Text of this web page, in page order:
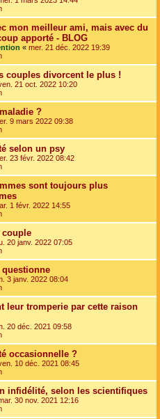
mon meilleur ami, mais avec du
apporté - BLOG
« mer. 21 déc. 2022 19:39
couples divorcent le plus !
21 oct. 2022 10:20
?
9 mars 2022 09:38
selon un psy
23 févr. 2022 08:42
sont toujours plus
1 févr. 2022 14:55
couple
20 janv. 2022 07:05
3 janv. 2022 08:04
leur tromperie par cette raison
20 déc. 2021 09:58
occasionnelle ?
10 déc. 2021 08:45
infidélité, selon les scientifiques
30 nov. 2021 12:16